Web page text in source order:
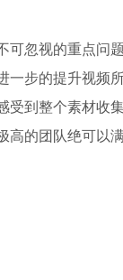
忽视的重点问
步的提升视频所
到整个素材
的团队绝可以